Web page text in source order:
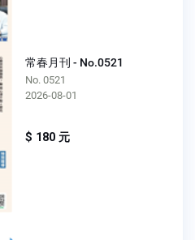
常春月刊 - No.0521
No. 0521
2026-08-01
$ 180 元